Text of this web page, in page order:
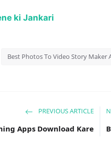
ki Jankari
Best Photos To Video Story Maker
PREVIOUS ARTICLE
Apps Download Kare